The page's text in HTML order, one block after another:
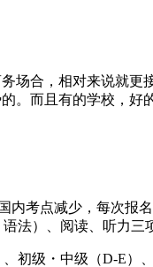
场合，相对来说就
。而且有的学校，好
考点减少，每次报
法）、阅读、听力三
级・中级（D-E）